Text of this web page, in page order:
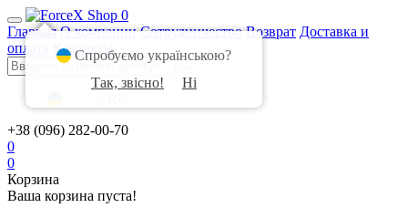
0
Главная О компании Сотрудничество Возврат Доставка и
оплата
Контакты
+38 (096) 282-00-70
0
0
Корзина
Ваша корзина пуста!
Спробуємо українською?
Так, звісно!
Ні